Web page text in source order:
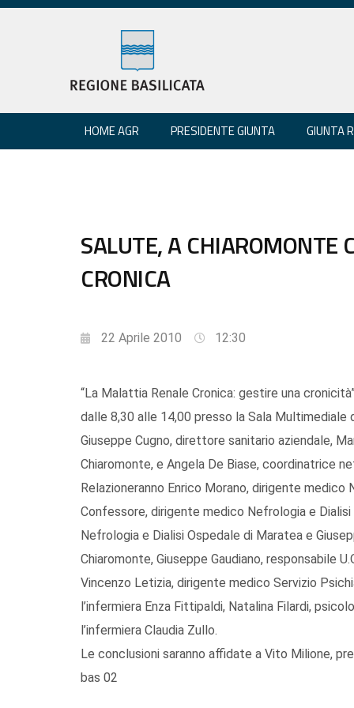
HOME AGR PRESIDENTE GIUNTA GIUNTA
SALUTE, A CHIAROMONTE
CRONICA
22 Aprile 2010 12:30
“La Malattia Renale Cronica: gestire una
dalle 8,30 alle 14,00 presso la Sala Multimediale
Giuseppe Cugno, direttore sanitario aziendale,
Chiaromonte, e Angela De Biase, coordinatrice
Relazioneranno Enrico Morano, dirigente
Confessore, dirigente medico Nefrologia e
Nefrologia e Dialisi Ospedale di Maratea e
Chiaromonte, Giuseppe Gaudiano, responsabile
Vincenzo Letizia, dirigente medico Servizio
l’infermiera Enza Fittipaldi, Natalina Filardi,
l’infermiera Claudia Zullo.
Le conclusioni saranno affidate a Vito Milione,
bas 02